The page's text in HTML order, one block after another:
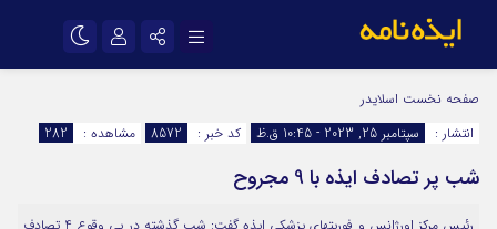
اینستاگرام
سروش
ایتا
آپارات
رمز عبور
صفحه نخست اسلایدر
انتشار :
سپتامبر 25, 2023 - 10:45 ق.ظ کد خبر : 8572 مشاهده : 282
شب پر تصادف ایذه با 9 مجروح